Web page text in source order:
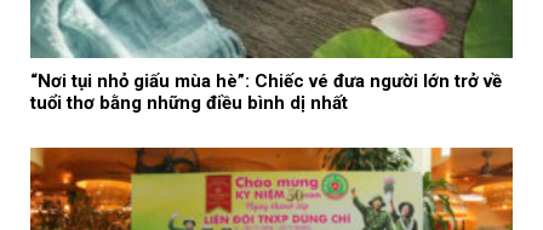
“Nơi tụi nhỏ giấu mùa hè”: Chiếc vé đưa người lớn trở về
tuổi thơ bằng những điều bình dị nhất